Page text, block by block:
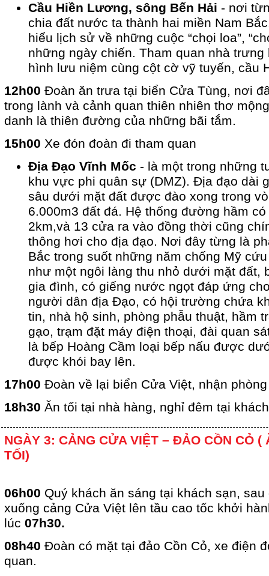
Cầu Hiền Lương, sông Bến Hải - nơi
chia đất nước ta thành hai miền Nam
hiểu lịch sử về những cuộc “chọi loa”,
những ngày chiến. Tham quan nhà
hình lưu niệm cùng cột cờ vỹ tuyến, cầu
12h00 Đoàn ăn trưa tại biển Cửa Tùng, nơi
trong lành và cảnh quan thiên nhiên thơ
danh là thiên đường của những bãi tắm.
15h00 Xe đón đoàn đi tham quan
Địa Đạo Vĩnh Mốc - là một trong những
khu vực phi quân sự (DMZ). Địa đạo dài
sâu dưới mặt đất được đào xong trong
6.000m3 đất đá. Hệ thống đường hầm
2km,và 13 cửa ra vào đồng thời cũng
thông hơi cho địa đạo. Nơi đây từng là
Bắc trong suốt những năm chống Mỹ
như một ngôi làng thu nhỏ dưới mặt đất,
gia đình, có giếng nước ngọt đáp ứng
người dân địa Đạo, có hội trường chứa
tin, nhà hộ sinh, phòng phẫu thuật, hầm
gạo, trạm đặt máy điện thoại, đài quan
là bếp Hoàng Cầm loại bếp nấu được
được khói bay lên.
17h00 Đoàn về lại biển Cửa Việt, nhận
18h30 Ăn tối tại nhà hàng, nghỉ đêm tại
NGÀY 3: CẢNG CỬA VIỆT – ĐẢO CỒN CỎ (
TỐI)
06h00 Quý khách ăn sáng tại khách sạn,
xuống cảng Cửa Việt lên tầu cao tốc khởi
lúc 07h30.
08h40 Đoàn có mặt tại đảo Cồn Cỏ, xe điện
quan.